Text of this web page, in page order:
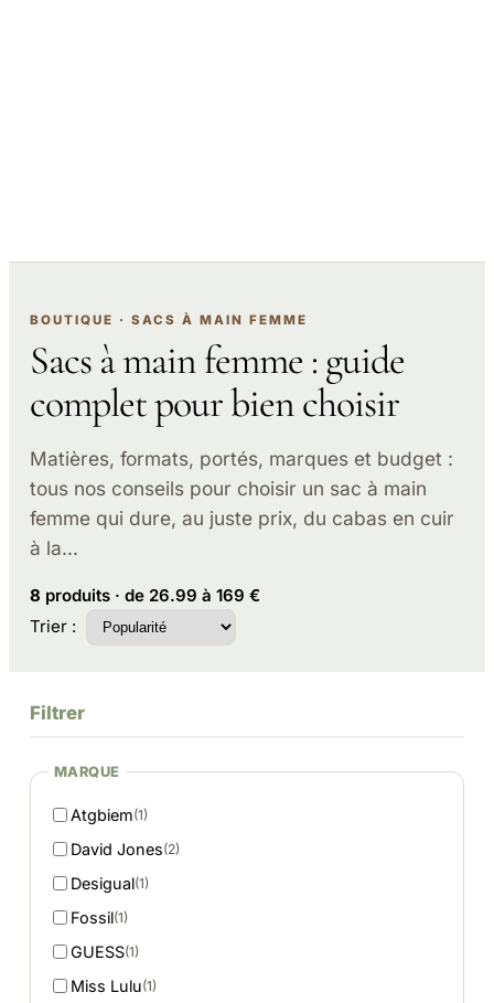
BOUTIQUE · SACS À MAIN FEMME
Sacs à main femme : guide
complet pour bien choisir
Matières, formats, portés, marques et budget :
tous nos conseils pour choisir un sac à main
femme qui dure, au juste prix, du cabas en cuir
à la…
8 produits · de 26.99 à 169 €
Trier :
Filtrer
MARQUE
Atgbiem(1)
David Jones(2)
Desigual(1)
Fossil(1)
GUESS(1)
Miss Lulu(1)